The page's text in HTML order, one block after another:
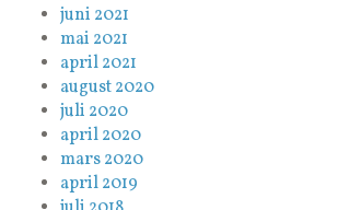
juni 2021
mai 2021
april 2021
august 2020
juli 2020
april 2020
mars 2020
april 2019